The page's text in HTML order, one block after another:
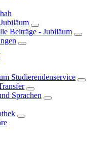
Beiträge - Jubiläum
Studierendenservice
Sprachen